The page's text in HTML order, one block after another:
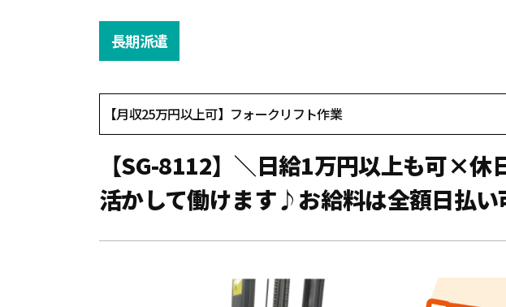
【SG-8112】＼日給1万円以上も可×
活かして働けます♪お給料は全額日払い
【月収25万円以上可】フォークリフト作業
長期派遣